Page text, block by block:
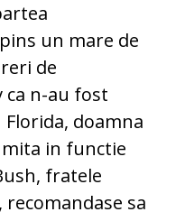
un mare de
de
n-au fost
doamna
in functie
fratele
sa